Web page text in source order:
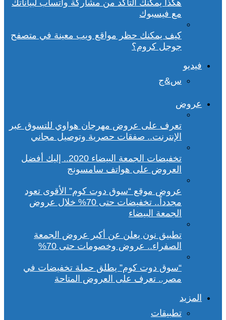
هكذا يمكنك التأكد من مشاركة واتساب لبياناتك
مع فيسبوك
كيف يمكنك حظر مواقع ويب معينة في متصفح
جوجل كروم؟
فيديو
س&ج
عروض
تعرف على عروض مهرجان هواوي للتسوق عبر
الإنترنت.. صفقات حصرية وتوصيل مجاني
تخفيضات الجمعة البيضاء 2020.. إليك أفضل
العروض على هواتف سامسونج
عروض موقع “سوق دوت كوم” الأقوى تعود
مجدداً.. تخفيضات حتى 70% خلال عروض
الجمعة البيضاء
تطبيق نون يعلن عن أكبر عروض الجمعة
الصفراء.. عروض وخصومات حتى 70%
“سوق دوت كوم” يطلق حملة تخفيضات في
مصر.. تعرف على العروض المتاحة
المزيد
تطبيقات